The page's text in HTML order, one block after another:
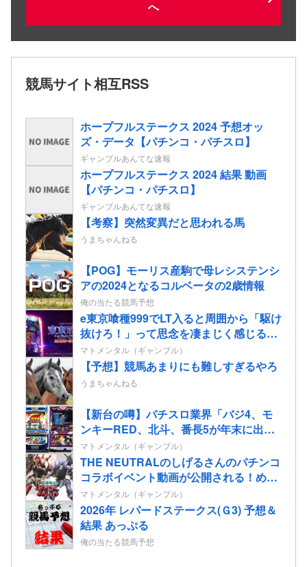
へ
競馬サイト相互RSS
ホープフルステークス 2024 予想オッ
ズ・データ【パチンコ・パチスロ】
ギャンブルあんてな速報
ホープフルステークス 2024 結果 動画
【パチンコ・パチスロ】
ギャンブルあんてな速報
【考察】突然変異だと思われる馬
うまちゃんねる
【POG】モーリス産駒で母レシステンシ
アの2024となるコルベータの2歳情報
俺の当たる競馬予想
e東京喰種999でLT入ると周囲から「駆け
抜けろ！」って思念を凄まじく感じる…
マトメンタル（ギャンブル）
【予想】競馬あまりにも難しすぎるやろ
うまちゃんねる
【新台の噂】パチスロ業界「バジ4、モ
ンキーRED、北斗、番長5が年末に出る
ぞ！」←全部一緒に来てどうするんだ
よ！！！少しは分けろよ！
マトメンタル（ギャンブル）
THE NEUTRALのしげるさんのパチンコ
コラボイベント動画が公開される！めっ
ちゃ楽しそうだな！！！
マトメンタル（ギャンブル）
2026年 レパードステークス(Ｇ3) 予想＆
結果 あっぷる
俺の当たる競馬予想